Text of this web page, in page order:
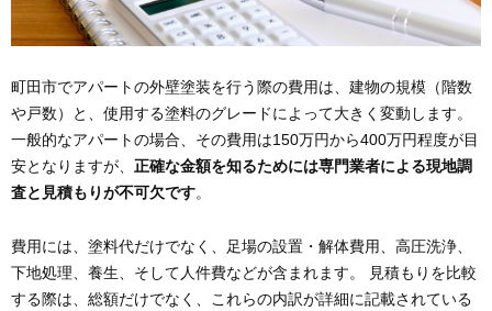
町田市でアパートの外壁塗装を行う際の費用は、建物の規模（階数
や戸数）と、使用する塗料のグレードによって大きく変動します。
一般的なアパートの場合、その費用は150万円から400万円程度が目
安となりますが、 正確な金額を知るためには専門業者による現地調
査と見積もりが不可欠です。
費用には、塗料代だけでなく、足場の設置・解体費用、高圧洗浄、
下地処理、養生、そして人件費などが含まれます。 見積もりを比較
する際は、総額だけでなく、これらの内訳が詳細に記載されている